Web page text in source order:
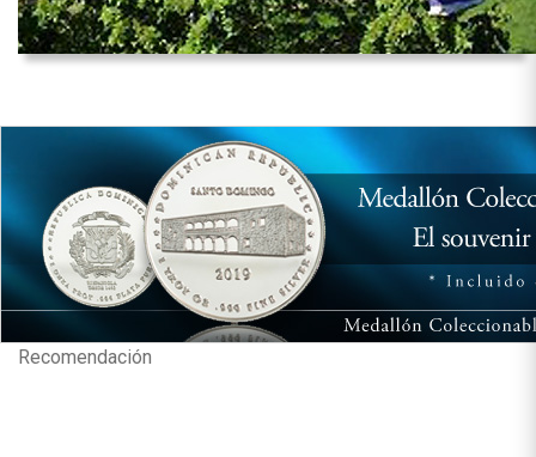
Recomendación